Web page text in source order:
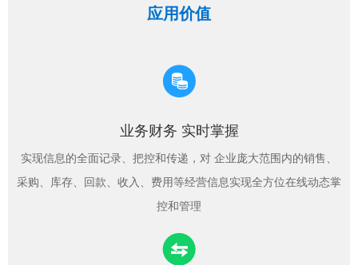
应用价值
业务财务 实时掌握
实现信息的全面记录、把控和传递，对 企业庞大范围内的销售、
采购、库存、回款、收入、费用等经营信息实现全方位在线动态掌
控和管理